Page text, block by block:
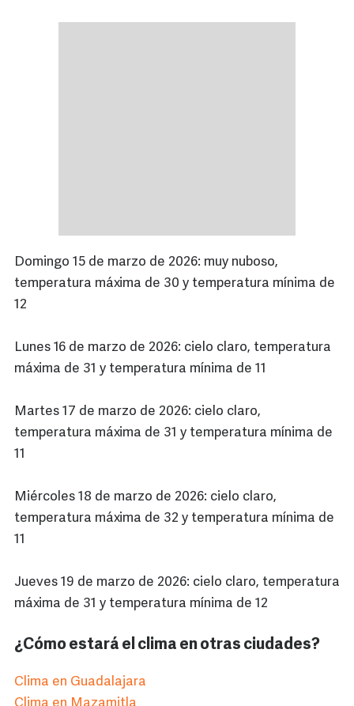
Domingo 15 de marzo de 2026: muy nuboso,
temperatura máxima de 30 y temperatura mínima de
12
Lunes 16 de marzo de 2026: cielo claro, temperatura
máxima de 31 y temperatura mínima de 11
Martes 17 de marzo de 2026: cielo claro,
temperatura máxima de 31 y temperatura mínima de
11
Miércoles 18 de marzo de 2026: cielo claro,
temperatura máxima de 32 y temperatura mínima de
11
Jueves 19 de marzo de 2026: cielo claro, temperatura
máxima de 31 y temperatura mínima de 12
¿Cómo estará el clima en otras ciudades?
Clima en Guadalajara